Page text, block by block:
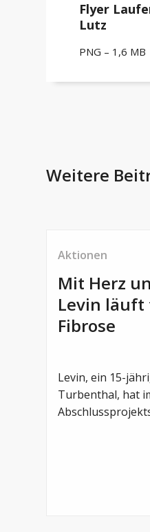
Flyer
Lutz
PNG – 1,6 MB
Weitere
Aktionen
Mit Herz
Levin läuft
Fibrose
Levin, ein 15-
Turbenthal, hat
dabei die